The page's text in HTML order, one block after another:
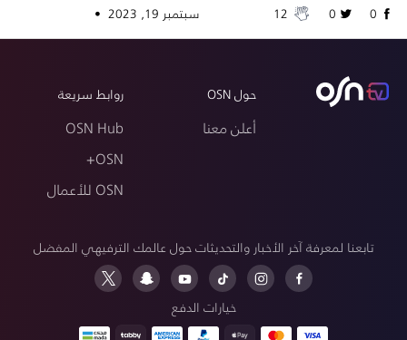
سبتمبر 19, 2023 •
حول OSN
أعلن معنا
روابط سريعة
OSN Hub
OSN+
OSN للأعمال
تابعنا لمعرفة آخر الأخبار والتحديثات حول عالمك الترفيهي المفضل
خيارات الدفع